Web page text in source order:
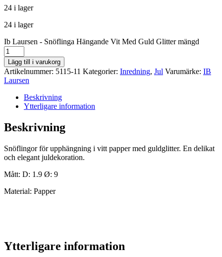
24 i lager
24 i lager
Ib Laursen - Snöflinga Hängande Vit Med Guld Glitter mängd
Lägg till i varukorg
Artikelnummer: 5115-11 Kategorier: Inredning, Jul Varumärke: IB
Laursen
Beskrivning
Ytterligare information
Beskrivning
Snöflingor för upphängning i vitt papper med guldglitter. En delikat
och elegant juldekoration.
Mått: D: 1.9 Ø: 9
Material: Papper
Ytterligare information